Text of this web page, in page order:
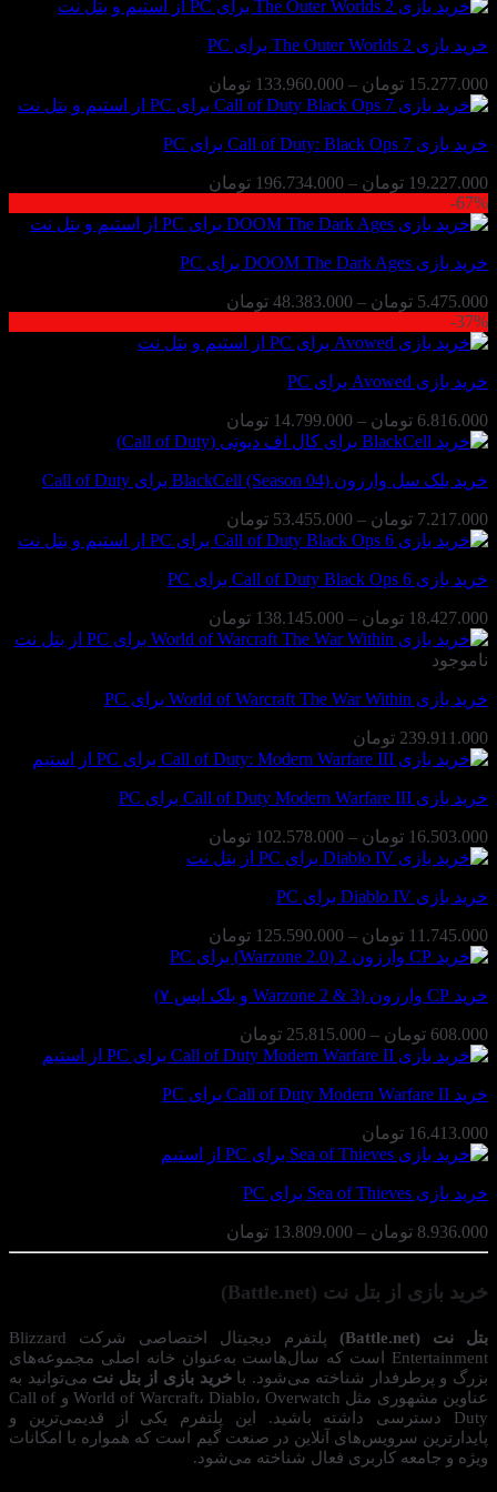
خرید بازی The Outer Worlds 2 برای PC
15.277.000 تومان –
133.960.000 تومان
قیمت:
تا
خرید بازی Call of Duty: Black Ops 7 برای PC
19.227.000 تومان –
196.734.000 تومان
19.227.000 تومان
196.734.000 تومان
67%-
خرید بازی DOOM The Dark Ages برای PC
5.475.000 تومان –
48.383.000 تومان
5.475.000 تومان
37%-
خرید بازی Avowed برای PC
6.816.000 تومان –
14.799.000 تومان
قیمت:
تا
خرید بلک سل وارزون BlackCell (Season 04) برای Call of Duty
7.217.000 تومان –
53.455.000 تومان
قیمت:
تا
خرید بازی Call of Duty Black Ops 6 برای PC
18.427.000 تومان –
138.145.000 تومان
قیمت:
138.145.000 تومان
ناموجود
خرید بازی World of Warcraft The War Within برای PC
239.911.000 تومان
خرید بازی Call of Duty Modern Warfare III برای PC
16.503.000 تومان –
102.578.000 تومان
قیمت:
خرید بازی Diablo IV برای PC
11.745.000 تومان –
125.590.000 تومان
قیمت:
تا
خرید CP وارزون (Warzone 2 & 3 و بلک اپس ۷)
608.000 تومان –
25.815.000 تومان
قیمت:
تا
خرید Call of Duty Modern Warfare II برای PC
16.413.000 تومان
خرید بازی Sea of Thieves برای PC
8.936.000 تومان –
13.809.000 تومان
قیمت:
تا
خرید بازی از بتل نت (Battle.net)
بتل نت (Battle.net)
پلتفرم دیجیتال اختصاصی شرکت Blizzard
Entertainment است که سال‌هاست به‌عنوان خانه اصلی مجموعه‌های
بزرگ و پرطرفدار شناخته می‌شود. باخرید بازی از بتل نت می‌توانید به
عناوین مشهوری مثل World of Warcraft، Diablo، Overwatch و Call of
Duty دسترسی داشته باشید. این پلتفرم یکی از قدیمی‌ترین و
پایدارترین سرویس‌های آنلاین در صنعت گیم است که همواره با امکانات
ویژه و جامعه کاربری فعال شناخته می‌شود.